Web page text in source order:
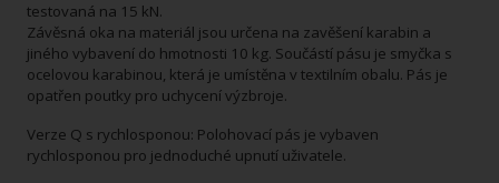
testovaná na 15 kN.
Závěsná oka na materiál jsou určena na zavěšení karabin a
jiného vybavení do hmotnosti 10 kg. Součástí pásu je smyčka s
ocelovou karabinou, která je umístěna v textilním obalu. Pás je
opatřen poutky pro uchycení výzbroje.
Verze Q s rychlosponou: Polohovací pás je vybaven
rychlosponou pro jednoduché upnutí uživatele.